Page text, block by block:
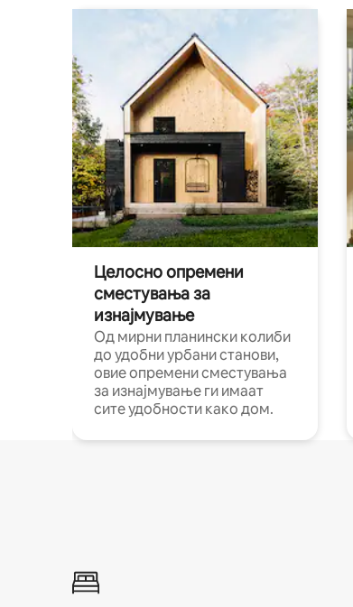
Целосно опремени
сместувања за
изнајмување
Од мирни планински колиби
до удобни урбани станови,
овие опремени сместувања
за изнајмување ги имаат
сите удобности како дом.